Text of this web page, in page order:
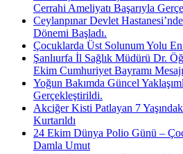
Cerrahi Ameliyatı Başarıyla
Ceylanpınar Devlet
Dönemi Başladı.
Çocuklarda Üst Solunum Yolu
Şanlıurfa İl Sağlık Müdürü Dr.
Ekim Cumhuriyet Bayramı Mesajı
Yoğun Bakımda Güncel
Gerçekleştirildi.
Akciğer Kisti Patlayan 7
Kurtarıldı
24 Ekim Dünya Polio Günü –
Damla Umut